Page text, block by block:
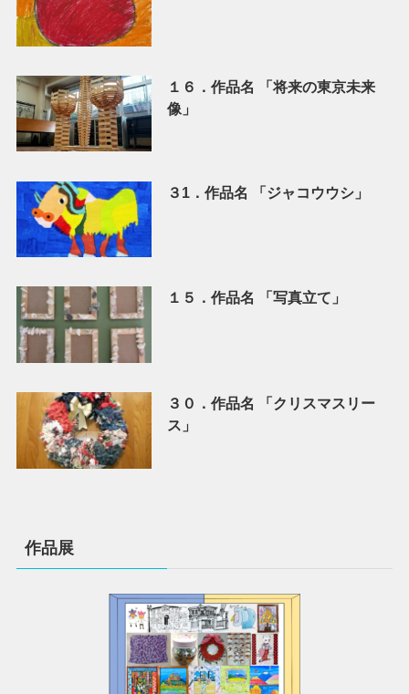
１６．作品名 「将来の東京未来
像」
３1．作品名 「ジャコウウシ」
１５．作品名 「写真立て」
３０．作品名 「クリスマスリー
ス」
作品展